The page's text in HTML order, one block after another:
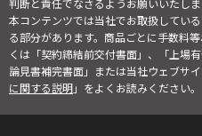
判断と責任でなさるようお願いいたしま
本コンテンツでは当社でお取扱してい
る部分があります。商品ごとに手数料
くは「契約締結前交付書面」、「上場
論見書補完書面」または当社ウェブサ
に関する説明」をよくお読みください。